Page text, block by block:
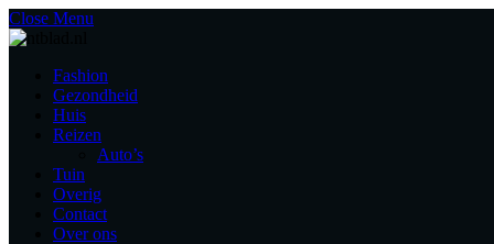
Close Menu
Fashion
Gezondheid
Huis
Reizen
Auto’s
Tuin
Overig
Contact
Over ons